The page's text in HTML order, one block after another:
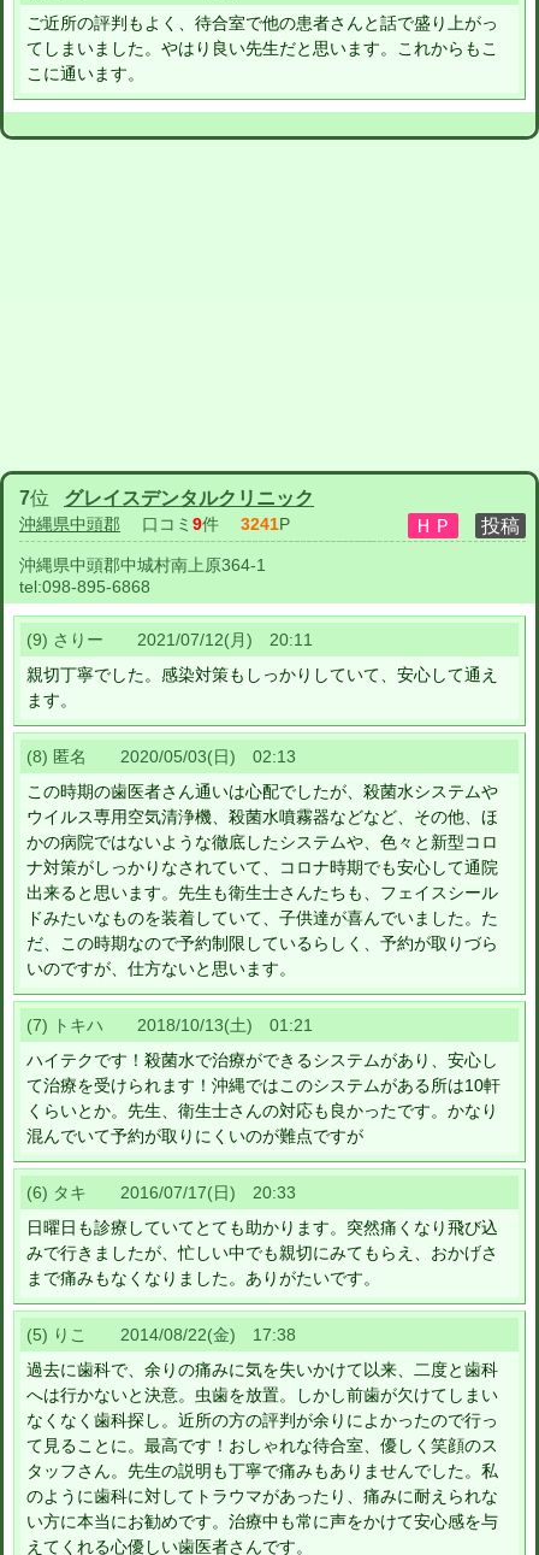
ご近所の評判もよく、待合室で他の患者さんと話で盛り上がっ
てしまいました。やはり良い先生だと思います。これからもこ
こに通います。
7位 グレイスデンタルクリニック
沖縄県中頭郡 口コミ 9件 3241P
沖縄県中頭郡中城村南上原364-1
tel:098-895-6868
(9) さりー 2021/07/12(月) 20:11
親切丁寧でした。感染対策もしっかりしていて、安心して通え
ます。
(8) 匿名 2020/05/03(日) 02:13
この時期の歯医者さん通いは心配でしたが、殺菌水システムや
ウイルス専用空気清浄機、殺菌水噴霧器などなど、その他、ほ
かの病院ではないような徹底したシステムや、色々と新型コロ
ナ対策がしっかりなされていて、コロナ時期でも安心して通院
出来ると思います。先生も衛生士さんたちも、フェイスシール
ドみたいなものを装着していて、子供達が喜んでいました。た
だ、この時期なので予約制限しているらしく、予約が取りづら
いのですが、仕方ないと思います。
(7) トキハ 2018/10/13(土) 01:21
ハイテクです！殺菌水で治療ができるシステムがあり、安心し
て治療を受けられます！沖縄ではこのシステムがある所は10軒
くらいとか。先生、衛生士さんの対応も良かったです。かなり
混んでいて予約が取りにくいのが難点ですが
(6) タキ 2016/07/17(日) 20:33
日曜日も診療していてとても助かります。突然痛くなり飛び込
みで行きましたが、忙しい中でも親切にみてもらえ、おかげさ
まで痛みもなくなりました。ありがたいです。
(5) りこ 2014/08/22(金) 17:38
過去に歯科で、余りの痛みに気を失いかけて以来、二度と歯科
へは行かないと決意。虫歯を放置。しかし前歯が欠けてしまい
なくなく歯科探し。近所の方の評判が余りによかったので行っ
て見ることに。最高です！おしゃれな待合室、優しく笑顔のス
タッフさん。先生の説明も丁寧で痛みもありませんでした。私
のように歯科に対してトラウマがあったり、痛みに耐えられな
い方に本当にお勧めです。治療中も常に声をかけて安心感を与
えてくれる心優しい歯医者さんです。